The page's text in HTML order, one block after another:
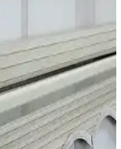
MZ321 ve Givayo Beyaz
yorumlarıyla perde
9658 ve Tekzen
modellerinin malzeme,